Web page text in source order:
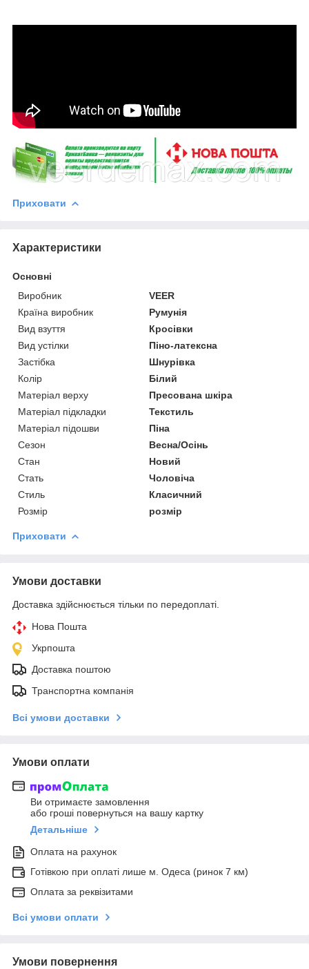
Приховати
Характеристики
Основні
Виробник
VEER
Країна виробник
Румунія
Вид взуття
Кросівки
Вид устілки
Піно-латексна
Застібка
Шнурівка
Колір
Білий
Матеріал верху
Пресована шкіра
Матеріал підкладки
Текстиль
Матеріал підошви
Піна
Сезон
Весна/Осінь
Стан
Новий
Стать
Чоловіча
Стиль
Класичний
Розмір
розмір
Приховати
Умови доставки
Доставка здійснюється тільки по передоплаті.
Нова Пошта
Укрпошта
Доставка поштою
Транспортна компанія
Всі умови доставки
Умови оплати
Ви отримаєте замовлення
або гроші повернуться на вашу картку
Детальніше
Оплата на рахунок
Готівкою при оплаті лише м. Одеса (ринок 7 км)
Оплата за реквізитами
Всі умови оплати
Умови повернення